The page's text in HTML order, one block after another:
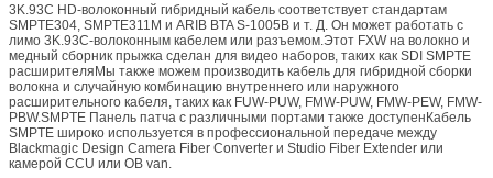
3K.93C HD-волоконный гибридный кабель соответствует стандартам
SMPTE304, SMPTE311M и ARIB BTA S-1005B и т. Д. Он может работать с
лимо 3K.93C-волоконным кабелем или разъемом.Этот FXW на волокно и
медный сборник прыжка сделан для видео наборов, таких как SDI SMPTE
расширителяМы также можем производить кабель для гибридной сборки
волокна и случайную комбинацию внутреннего или наружного
расширительного кабеля, таких как FUW-PUW, FMW-PUW, FMW-PEW, FMW-
PBW.SMPTE Панель патча с различными портами также доступенКабель
SMPTE широко используется в профессиональной передаче между
Blackmagic Design Camera Fiber Converter и Studio Fiber Extender или
камерой CCU или OB van.